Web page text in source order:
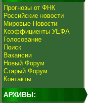
Прогнозы от ФНК
Российские новости
Мировые Новости
Коэффициенты УЕФА
Голосование
Поиск
Вакансии
Новый Форум
Старый Форум
Контакты
АРХИВЫ: